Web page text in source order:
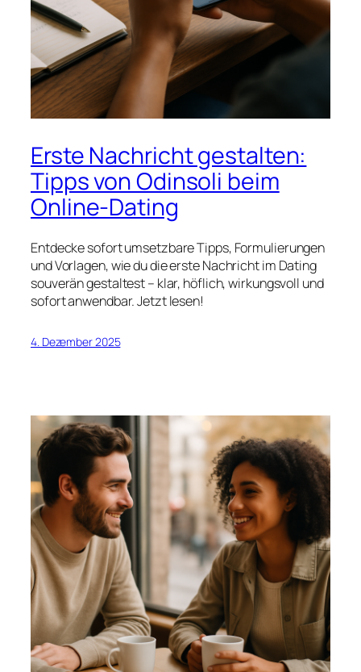
Erste Nachricht gestalten:
Tipps von Odinsoli beim
Online-Dating
Entdecke sofort umsetzbare Tipps, Formulierungen
und Vorlagen, wie du die erste Nachricht im Dating
souverän gestaltest – klar, höflich, wirkungsvoll und
sofort anwendbar. Jetzt lesen!
4. Dezember 2025